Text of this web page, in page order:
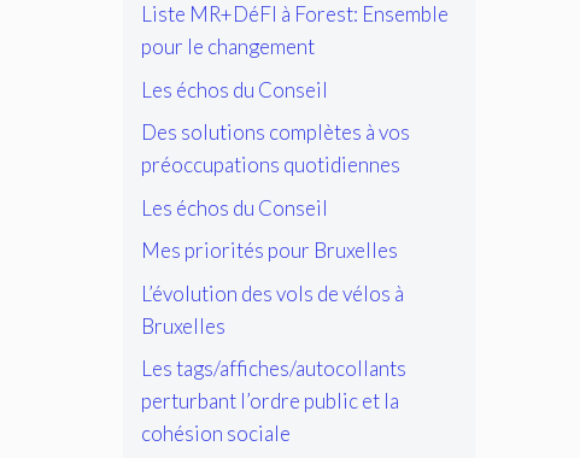
Liste MR+DéFI à Forest: Ensemble
pour le changement
Les échos du Conseil
Des solutions complètes à vos
préoccupations quotidiennes
Les échos du Conseil
Mes priorités pour Bruxelles
L’évolution des vols de vélos à
Bruxelles
Les tags/affiches/autocollants
perturbant l’ordre public et la
cohésion sociale